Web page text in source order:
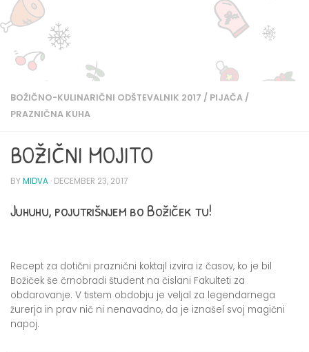
BOŽIČNO-KULINARIČNI ODŠTEVALNIK 2017 / PIJAČA /
PRAZNIČNA KUHA
BOŽIČNI MOJITO
BYMIDVA · DECEMBER 23, 2017
Juhuhu, pojutrišnjem bo Božiček tu!
Recept za dotični praznični koktajl izvira iz časov, ko je bil
Božiček še črnobradi študent na čislani Fakulteti za
obdarovanje. V tistem obdobju je veljal za legendarnega
žurerja in prav nič ni nenavadno, da je iznašel svoj magični
napoj.